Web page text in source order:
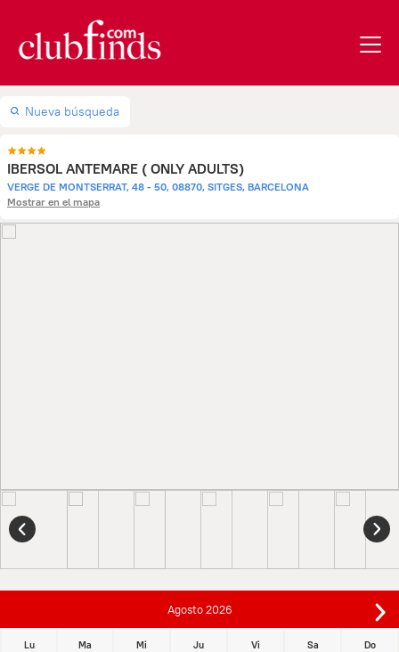
Nueva búsqueda
IBERSOL ANTEMARE ( ONLY ADULTS)
VERGE DE MONTSERRAT, 48 - 50, 08870, SITGES, BARCELONA
Mostrar en el mapa
Agosto 2026
Lu Ma Mi Ju Vi Sa Do